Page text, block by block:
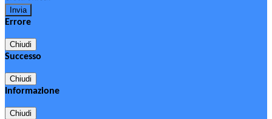
Errore
Chiudi
Successo
Chiudi
Informazione
Chiudi